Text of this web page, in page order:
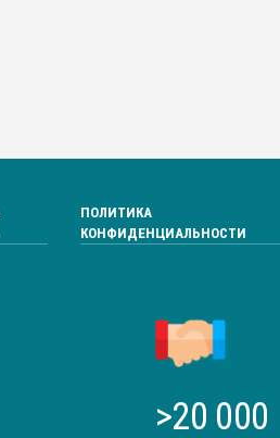
ПОЛИТИКА
КОНФИДЕНЦИАЛЬНОСТИ
>20 000